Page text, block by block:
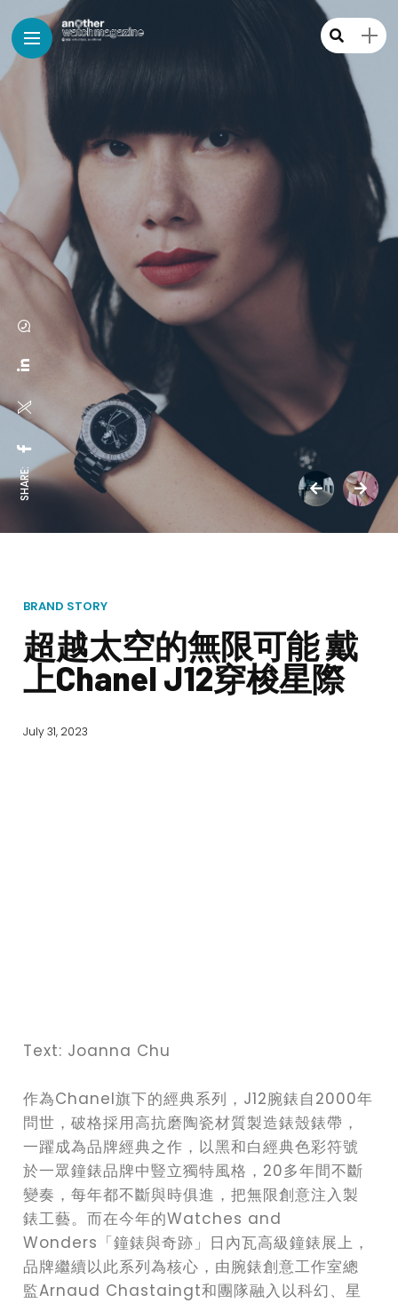
SHARE:
BRAND STORY
超越太空的無限可能 戴
上Chanel J12穿梭星際
July 31, 2023
Text: Joanna Chu
作為Chanel旗下的經典系列，J12腕錶自2000年
問世，破格採用高抗磨陶瓷材質製造錶殼錶帶，
一躍成為品牌經典之作，以黑和白經典色彩符號
於一眾鐘錶品牌中豎立獨特風格，20多年間不斷
變奏，每年都不斷與時俱進，把無限創意注入製
錶工藝。而在今年的Watches and
Wonders「鐘錶與奇跡」日內瓦高級鐘錶展上，
品牌繼續以此系列為核心，由腕錶創意工作室總
監Arnaud Chastaingt和團隊融入以科幻、星